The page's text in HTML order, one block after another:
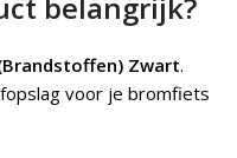
Zwart.
voor je bromfiets